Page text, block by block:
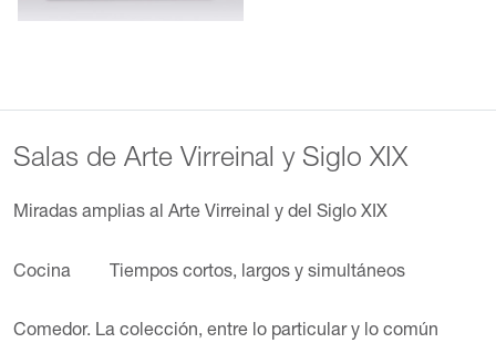
Salas de Arte Virreinal y Siglo XIX
Miradas amplias al Arte Virreinal y del Siglo XIX
Cocina Tiempos cortos, largos y simultáneos
Comedor. La colección, entre lo particular y lo común